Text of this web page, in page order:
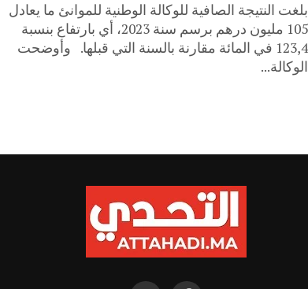
بلغت النتيجة الصافية للوكالة الوطنية للموانئ ما يعادل
105 مليون درهم برسم سنة 2023، أي بارتفاع بنسبة
123,4 في المائة مقارنة بالسنة التي قبلها. وأوضحت
الوكالة...